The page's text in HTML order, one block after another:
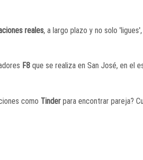
reales, a largo plazo y no solo
F8 que se realiza en San José, en el
como Tinder para encontrar pareja?